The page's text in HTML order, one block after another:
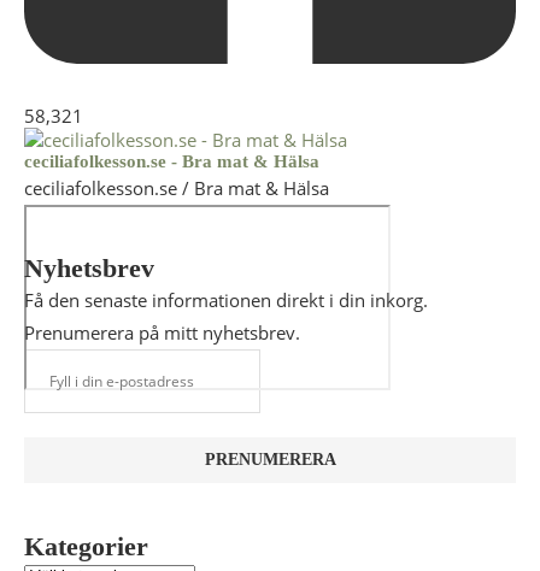
58,321
ceciliafolkesson.se - Bra mat & Hälsa
ceciliafolkesson.se / Bra mat & Hälsa
Nyhetsbrev
Få den senaste informationen direkt i din inkorg.
Prenumerera på mitt nyhetsbrev.
Kategorier